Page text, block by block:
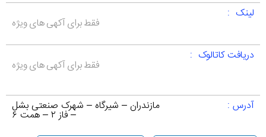
لینک :
فقط برای آکهی های ویژه
دریافت کاتالوک :
فقط برای آکهی های ویژه
آدرس : مازندران – شیرگاه – شهرک صنعتی بشل
– فاز ۲ – همت ۶